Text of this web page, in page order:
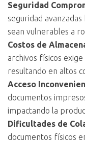
Seguridad
seguridad
sean vulnerables a
Costos de
archivos físicos
resultando en altos
Acceso
documentos
impactando la
Dificultades de
documentos físicos